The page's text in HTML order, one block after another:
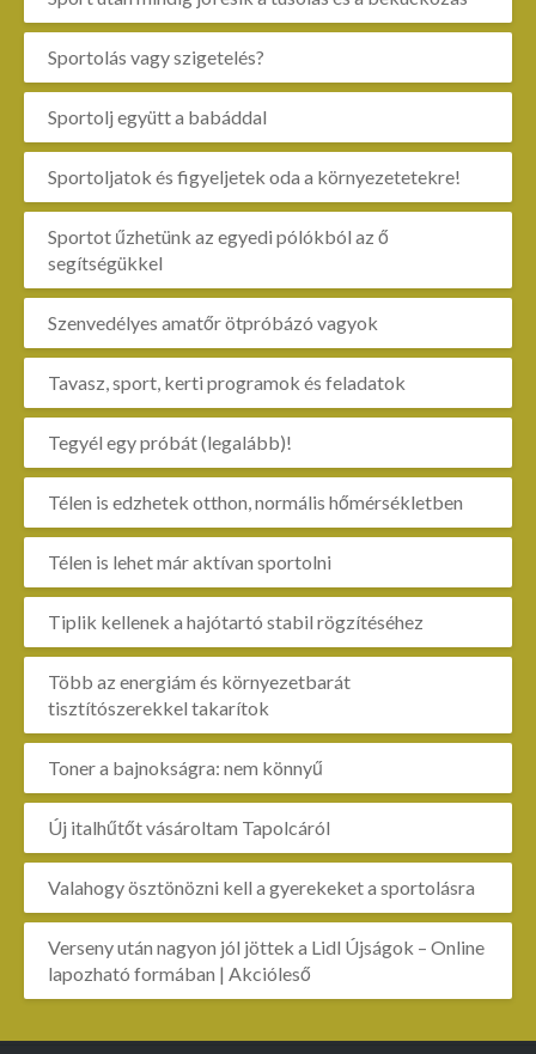
Sportolás vagy szigetelés?
Sportolj együtt a babáddal
Sportoljatok és figyeljetek oda a környezetetekre!
Sportot űzhetünk az egyedi pólókból az ő
segítségükkel
Szenvedélyes amatőr ötpróbázó vagyok
Tavasz, sport, kerti programok és feladatok
Tegyél egy próbát (legalább)!
Télen is edzhetek otthon, normális hőmérsékletben
Télen is lehet már aktívan sportolni
Tiplik kellenek a hajótartó stabil rögzítéséhez
Több az energiám és környezetbarát
tisztítószerekkel takarítok
Toner a bajnokságra: nem könnyű
Új italhűtőt vásároltam Tapolcáról
Valahogy ösztönözni kell a gyerekeket a sportolásra
Verseny után nagyon jól jöttek a Lidl Újságok – Online
lapozható formában | Akcióleső